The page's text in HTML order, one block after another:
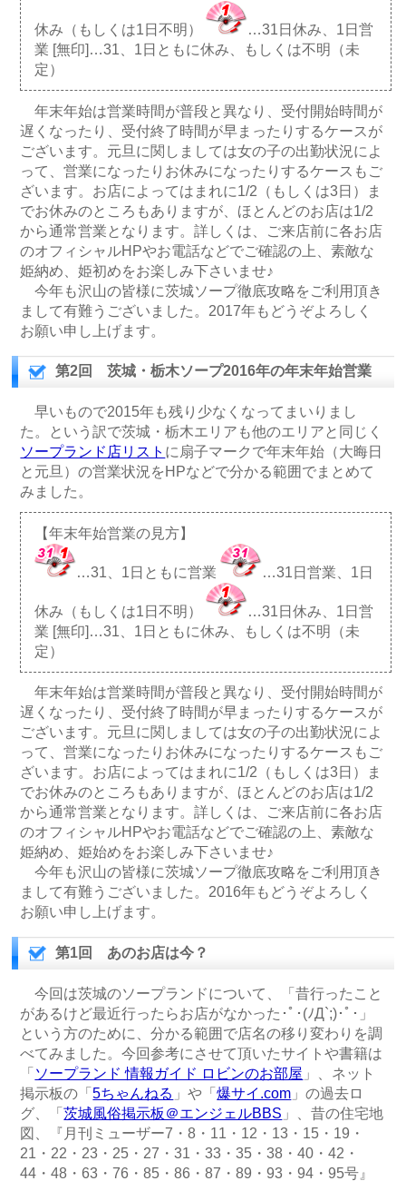
休み（もしくは1日不明）
…31日休み、1日営
業 [無印]…31、1日ともに休み、もしくは不明（未
定）
年末年始は営業時間が普段と異なり、受付開始時間が
遅くなったり、受付終了時間が早まったりするケースが
ございます。元旦に関しましては女の子の出勤状況によ
って、営業になったりお休みになったりするケースもご
ざいます。お店によってはまれに1/2（もしくは3日）ま
でお休みのところもありますが、ほとんどのお店は1/2
から通常営業となります。詳しくは、ご来店前に各お店
のオフィシャルHPやお電話などでご確認の上、素敵な
姫納め、姫初めをお楽しみ下さいませ♪
今年も沢山の皆様に茨城ソープ徹底攻略をご利用頂き
まして有難うございました。2017年もどうぞよろしく
お願い申し上げます。
第2回 茨城・栃木ソープ2016年の年末年始営業
早いもので2015年も残り少なくなってまいりまし
た。という訳で茨城・栃木エリアも他のエリアと同じく
ソープランド店リスト に扇子マークで年末年始（大晦日
と元旦）の営業状況をHPなどで分かる範囲でまとめて
みました。
【年末年始営業の見方】
…31、1日ともに営業 …31日営業、1日
休み（もしくは1日不明）
…31日休み、1日営
業 [無印]…31、1日ともに休み、もしくは不明（未
定）
年末年始は営業時間が普段と異なり、受付開始時間が
遅くなったり、受付終了時間が早まったりするケースが
ございます。元旦に関しましては女の子の出勤状況によ
って、営業になったりお休みになったりするケースもご
ざいます。お店によってはまれに1/2（もしくは3日）ま
でお休みのところもありますが、ほとんどのお店は1/2
から通常営業となります。詳しくは、ご来店前に各お店
のオフィシャルHPやお電話などでご確認の上、素敵な
姫納め、姫始めをお楽しみ下さいませ♪
今年も沢山の皆様に茨城ソープ徹底攻略をご利用頂き
まして有難うございました。2016年もどうぞよろしく
お願い申し上げます。
第1回 あのお店は今？
今回は茨城のソープランドについて、「昔行ったこと
があるけど最近行ったらお店がなかった･ﾟ･(ﾉД`;)･ﾟ･」
という方のために、分かる範囲で店名の移り変わりを調
べてみました。今回参考にさせて頂いたサイトや書籍は
「 ソープランド 情報ガイド ロビンのお部屋 」、ネット
掲示板の「5ちゃんねる 」や「爆サイ.com 」の過去ロ
グ、「茨城風俗掲示板＠エンジェルBBS 」、昔の住宅地
図、『月刊ミューザー7・8・11・12・13・15・19・
21・22・23・25・27・31・33・35・38・40・42・
44・48・63・76・85・86・87・89・93・94・95号』